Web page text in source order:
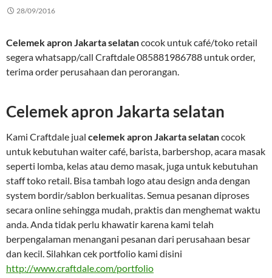
28/09/2016
Celemek apron Jakarta selatancocok untuk café/toko retail
segera whatsapp/call Craftdale 085881986788 untuk order,
terima order perusahaan dan perorangan.
Celemek apron Jakarta selatan
Kami Craftdale jual celemek apron Jakarta selatancocok
untuk kebutuhan waiter café, barista, barbershop, acara masak
seperti lomba, kelas atau demo masak, juga untuk kebutuhan
staff toko retail. Bisa tambah logo atau design anda dengan
system bordir/sablon berkualitas. Semua pesanan diproses
secara online sehingga mudah, praktis dan menghemat waktu
anda. Anda tidak perlu khawatir karena kami telah
berpengalaman menangani pesanan dari perusahaan besar
dan kecil. Silahkan cek portfolio kami disini
http://www.craftdale.com/portfolio